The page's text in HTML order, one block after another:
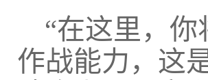
“在这里，
作战能力，这